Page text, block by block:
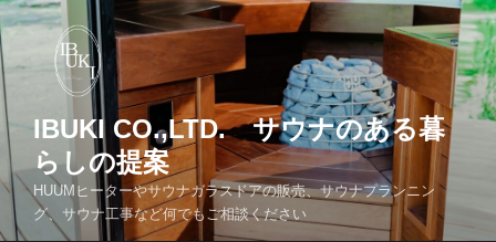
コ
ン
テ
ン
ツ
へ
ス
キ
ッ
IBUKI CO.,LTD. サウナのある暮
らしの提案
HUUMヒーターやサウナガラスドアの販売、サウナプランニン
グ、サウナ工事など何でもご相談ください